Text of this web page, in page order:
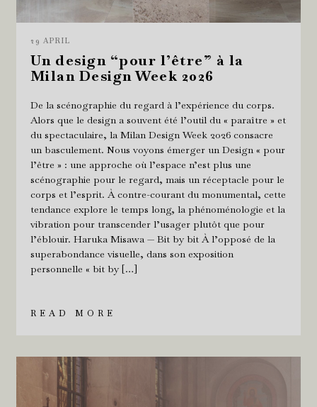
29 APRIL
Un design “pour l’être” à la
Milan Design Week 2026
De la scénographie du regard à l’expérience du corps.
Alors que le design a souvent été l’outil du « paraître » et
du spectaculaire, la Milan Design Week 2026 consacre
un basculement. Nous voyons émerger un Design « pour
l’être » : une approche où l’espace n’est plus une
scénographie pour le regard, mais un réceptacle pour le
corps et l’esprit. À contre-courant du monumental, cette
tendance explore le temps long, la phénoménologie et la
vibration pour transcender l’usager plutôt que pour
l’éblouir. Haruka Misawa — Bit by bit À l’opposé de la
superabondance visuelle, dans son exposition
personnelle « bit by […]
READ MORE